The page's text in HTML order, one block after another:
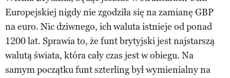
Europejskiej nigdy nie zgodziła się na zamianę GBP
na euro. Nic dziwnego, ich waluta istnieje od ponad
1200 lat. Sprawia to, że funt brytyjski jest najstarszą
walutą świata, która cały czas jest w obiegu. Na
samym początku funt szterling był wymienialny na